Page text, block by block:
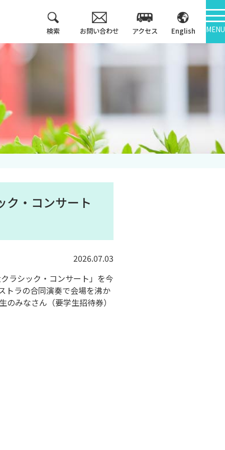
検索 お問い合わせ アクセス English MENU
教育方針
カリキュラム・マッ
プ等
キャンパス紹介
内部質保証
中期計画
ク・コンサート
2026.07.03
ラシック・コンサート」を今
トラの合同演奏で会場を沸か
みなさん（要学生招待券）